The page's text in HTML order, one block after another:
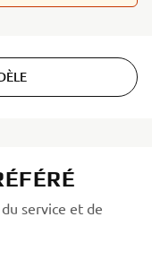
service et de